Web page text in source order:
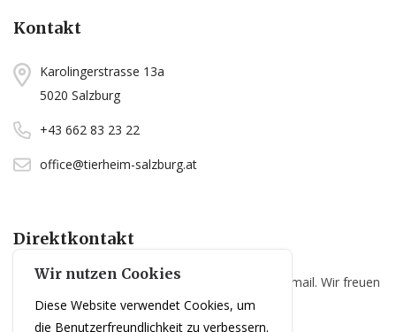
Kontakt
Karolingerstrasse 13a
5020 Salzburg
+43 662 83 23 22
office@tierheim-salzburg.at
Direktkontakt
Sie haben Fragen? Senden Sie uns einfach eine Email. Wir freuen
uns über Ihre Kontaktaufnahme!
Wir nutzen Cookies
Diese Website verwendet Cookies, um
die Benutzerfreundlichkeit zu verbessern.